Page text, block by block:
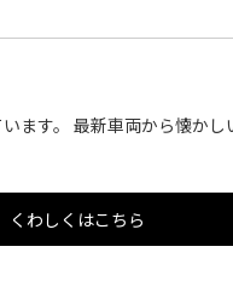
ます。 最新車両から懐か
くわしくはこちら